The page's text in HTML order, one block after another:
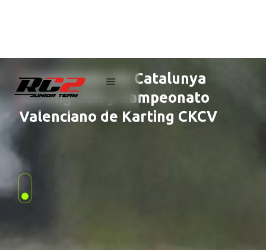
Campeonato de Catalunya
Karting CCK y Campeonato
Valenciano de Karting CKCV